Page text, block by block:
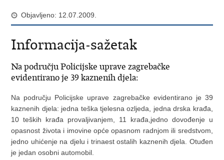
Objavljeno: 12.07.2009.
Informacija-sažetak
Na području Policijske uprave zagrebačke
evidentirano je 39 kaznenih djela:
Na području Policijske uprave zagrebačke evidentirano je 39
kaznenih djela: jedna teška tjelesna ozljeda, jedna drska krađa,
10 teških krađa provaljivanjem, 11 krađa,jedno dovođenje u
opasnost života i imovine opće opasnom radnjom ili sredstvom,
jedno uhićenje na djelu i trinaest ostalih kaznenih djela. Otuđen
je jedan osobni automobil.